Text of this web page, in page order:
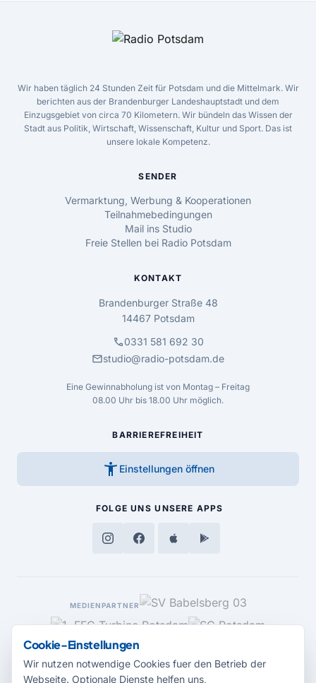
Wir haben täglich 24 Stunden Zeit für Potsdam und die Mittelmark. Wir
berichten aus der Brandenburger Landeshauptstadt und dem
Einzugsgebiet von circa 70 Kilometern. Wir bündeln das Wissen der
Stadt aus Politik, Wirtschaft, Wissenschaft, Kultur und Sport. Das ist
unsere lokale Kompetenz.
SENDER
Vermarktung, Werbung & Kooperationen
Teilnahmebedingungen
Mail ins Studio
Freie Stellen bei Radio Potsdam
KONTAKT
Brandenburger Straße 48
14467 Potsdam
call0331 581 692 30
mailstudio@radio-potsdam.de
Eine Gewinnabholung ist von Montag – Freitag
08.00 Uhr bis 18.00 Uhr möglich.
BARRIEREFREIHEIT
accessibility_new Einstellungen öffnen
FOLGE UNS UNSERE APPS
MEDIENPARTNER
Cookie-Einstellungen
Wir nutzen notwendige Cookies fuer den Betrieb der
Webseite. Optionale Dienste helfen uns,